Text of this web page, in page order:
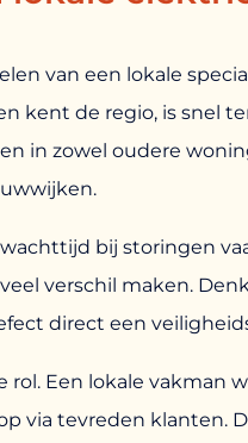
van een lokale
kent de regio, is snel
in zowel oudere
bij storingen
verschil maken.
direct een
Een lokale vakman
via tevreden klanten.